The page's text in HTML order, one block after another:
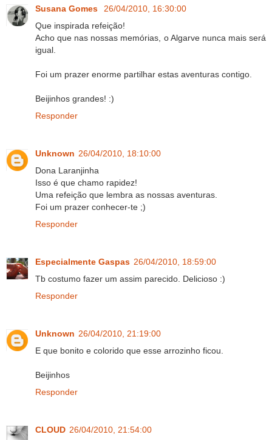
Susana Gomes
26/04/2010, 16:30:00
Que inspirada refeição!
Acho que nas nossas memórias, o Algarve nunca mais será
igual.
Foi um prazer enorme partilhar estas aventuras contigo.
Beijinhos grandes! :)
Responder
Unknown 26/04/2010, 18:10:00
Dona Laranjinha
Isso é que chamo rapidez!
Uma refeição que lembra as nossas aventuras.
Foi um prazer conhecer-te ;)
Responder
Especialmente Gaspas 26/04/2010, 18:59:00
Tb costumo fazer um assim parecido. Delicioso :)
Responder
Unknown 26/04/2010, 21:19:00
E que bonito e colorido que esse arrozinho ficou.
Beijinhos
Responder
CLOUD 26/04/2010, 21:54:00